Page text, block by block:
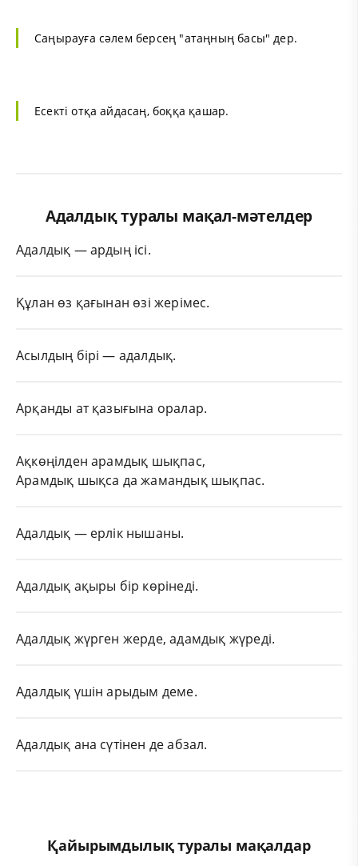
Саңырауға сәлем берсең "атаңның басы" дер.
Есекті отқа айдасаң, боққа қашар.
Адалдық туралы мақал-мәтелдер
Адалдық — ардың ісі.
Құлан өз қағынан өзі жерімес.
Асылдың бірі — адалдық.
Арқанды ат қазығына оралар.
Ақкөңілден арамдық шықпас,
Арамдық шықса да жамандық шықпас.
Адалдық — ерлік нышаны.
Адалдық ақыры бір көрінеді.
Адалдық жүрген жерде, адамдық жүреді.
Адалдық үшін арыдым деме.
Адалдық ана сүтінен де абзал.
Қайырымдылық туралы мақалдар